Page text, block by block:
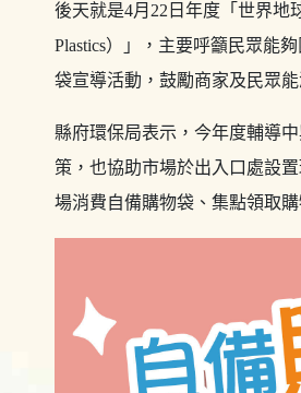
後天就是4月22日年度「世界地
Plastics）」，主要呼籲民眾能
袋宣導活動，鼓勵商家及民眾
縣府環保局表示，今年度輔導
策，也協助市場於出入口處設
場消費自備購物袋、集點領取購